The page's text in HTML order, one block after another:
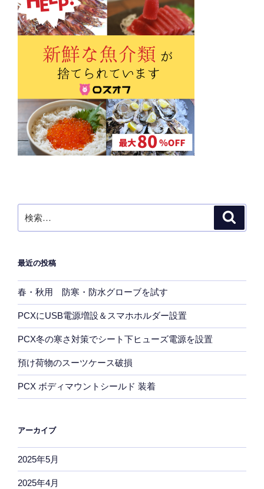
索:
最近の投稿
春・秋用 防寒・防水グローブを試す
PCXにUSB電源増設＆スマホホルダー設置
PCX冬の寒さ対策でシート下ヒューズ電源を設置
預け荷物のスーツケース破損
PCX ボディマウントシールド 装着
アーカイブ
2025年5月
2025年4月